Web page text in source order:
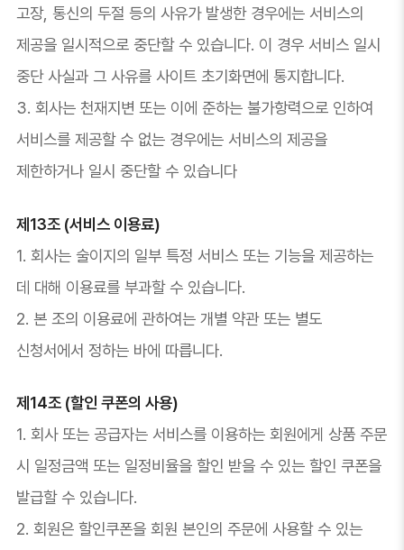
고장, 통신의 두절 등의 사유가 발생한 경우에는 서비스의
제공을 일시적으로 중단할 수 있습니다. 이 경우 서비스 일시
중단 사실과 그 사유를 사이트 초기화면에 통지합니다.
3. 회사는 천재지변 또는 이에 준하는 불가항력으로 인하여
서비스를 제공할 수 없는 경우에는 서비스의 제공을
제한하거나 일시 중단할 수 있습니다
제13조 (서비스 이용료)
1. 회사는 술이지의 일부 특정 서비스 또는 기능을 제공하는
데 대해 이용료를 부과할 수 있습니다.
2. 본 조의 이용료에 관하여는 개별 약관 또는 별도
신청서에서 정하는 바에 따릅니다.
제14조 (할인 쿠폰의 사용)
1. 회사 또는 공급자는 서비스를 이용하는 회원에게 상품 주문
시 일정금액 또는 일정비율을 할인 받을 수 있는 할인 쿠폰을
발급할 수 있습니다.
2. 회원은 할인쿠폰을 회원 본인의 주문에 사용할 수 있는